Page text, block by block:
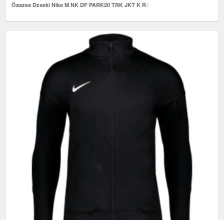
Összes Dzseki Nike M NK DF PARK20 TRK JKT K R